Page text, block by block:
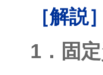
［解説
1．固